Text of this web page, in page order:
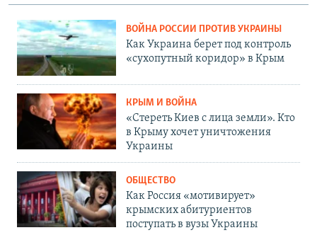
ВОЙНА РОССИИ ПРОТИВ УКРАИНЫ
Как Украина берет под контроль
«сухопутный коридор» в Крым
КРЫМ И ВОЙНА
«Стереть Киев с лица земли». Кто
в Крыму хочет уничтожения
Украины
ОБЩЕСТВО
Как Россия «мотивирует»
крымских абитуриентов
поступать в вузы Украины